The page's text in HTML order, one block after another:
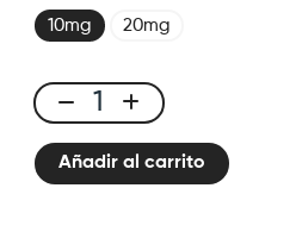
10mg 20mg
X-
One
Pro Añadir al carrito